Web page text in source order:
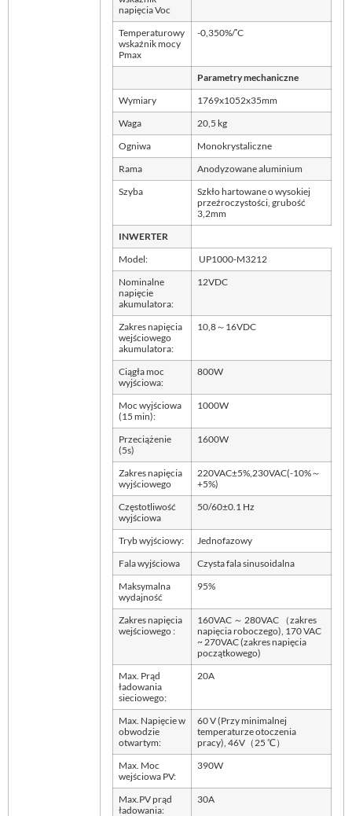
napięcia Voc
Temperaturowy
wskaźnik mocy
Pmax
-0,350%/◦C
Parametry mechaniczne
Wymiary 1769x1052x35mm
Waga 20,5 kg
Ogniwa Monokrystaliczne
Rama Anodyzowane aluminium
Szyba
Szkło hartowane o wysokiej
przeźroczystości, grubość
3,2mm
INWERTER
Model: UP1000-M3212
Nominalne
napięcie
akumulatora:
12VDC
Zakres napięcia
wejściowego
akumulatora:
10,8～16VDC
Ciągła moc
wyjściowa:
800W
Moc wyjściowa
(15 min):
1000W
Przeciążenie
(5s)
1600W
Zakres napięcia
wyjściowego
220VAC±5%,230VAC(-10%～
+5%)
Częstotliwość
wyjściowa
50/60±0.1 Hz
Tryb wyjściowy: Jednofazowy
Fala wyjściowa Czysta fala sinusoidalna
Maksymalna
wydajność
95%
Zakres napięcia
wejściowego :
160VAC ～ 280VAC （zakres
napięcia roboczego), 170 VAC
~ 270VAC (zakres napięcia
początkowego)
Max. Prąd
ładowania
sieciowego:
20A
Max. Napięcie w
obwodzie
otwartym:
60 V (Przy minimalnej
temperaturze otoczenia
pracy), 46V（25 ℃）
Max. Moc
wejściowa PV:
390W
Max.PV prąd
ładowania:
30A